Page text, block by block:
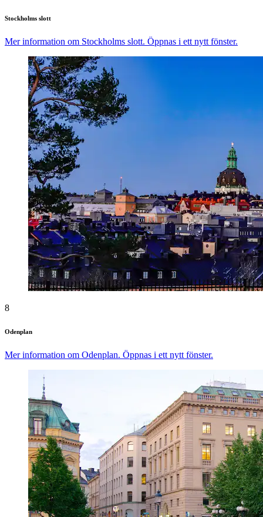
Stockholms slott
Mer information om Stockholms slott. Öppnas i ett nytt fönster.
8
Odenplan
Mer information om Odenplan. Öppnas i ett nytt fönster.